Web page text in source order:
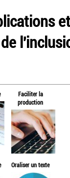
et
Faciliter la
production
Oraliser un texte